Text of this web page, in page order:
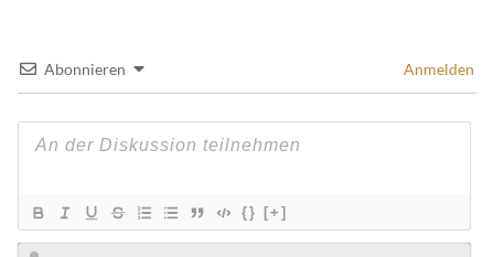
Abonnieren Anmelden
{} [+]